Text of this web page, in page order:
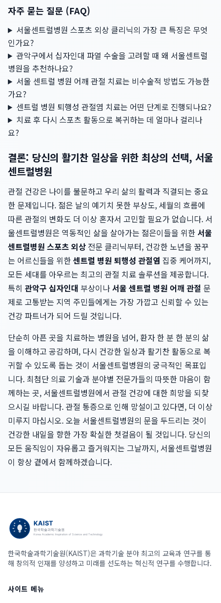
자주 묻는 질문 (FAQ)
서울센트럴병원 스포츠 외상 클리닉의 가장 큰 특징은 무엇
인가요?
관악구에서 십자인대 파열 수술을 고려할 때 왜 서울센트럴
병원을 추천하나요?
서울 센트럴 병원 어깨 관절 치료는 비수술적 방법도 가능한
가요?
센트럴 병원 퇴행성 관절염 치료는 어떤 단계로 진행되나요?
치료 후 다시 스포츠 활동으로 복귀하는 데 얼마나 걸리나
요?
결론: 당신의 활기찬 일상을 위한 최상의 선택, 서울
센트럴병원
관절 건강은 나이를 불문하고 우리 삶의 활력과 직결되는 중요
한 문제입니다. 젊은 날의 예기치 못한 부상도, 세월의 흐름에
따른 관절의 변화도 더 이상 혼자서 고민할 필요가 없습니다. 서
울센트럴병원은 역동적인 삶을 살아가는 젊은이들을 위한 서울
센트럴병원 스포츠 외상 전문 클리닉부터, 건강한 노년을 꿈꾸
는 어르신들을 위한센트럴 병원 퇴행성 관절염 집중 케어까지,
모든 세대를 아우르는 최고의 관절 치료 솔루션을 제공합니다.
특히 관악구 십자인대 부상이나 서울 센트럴 병원 어깨 관절 문
제로 고통받는 지역 주민들에게는 가장 가깝고 신뢰할 수 있는
건강 파트너가 되어 드릴 것입니다.
단순히 아픈 곳을 치료하는 병원을 넘어, 환자 한 분 한 분의 삶
을 이해하고 공감하며, 다시 건강한 일상과 활기찬 활동으로 복
귀할 수 있도록 돕는 것이 서울센트럴병원의 궁극적인 목표입
니다. 최첨단 의료 기술과 분야별 전문가들의 따뜻한 마음이 함
께하는 곳, 서울센트럴병원에서 관절 건강에 대한 희망을 되찾
으시길 바랍니다. 관절 통증으로 인해 망설이고 있다면, 더 이상
미루지 마십시오. 오늘 서울센트럴병원의 문을 두드리는 것이
건강한 내일을 향한 가장 확실한 첫걸음이 될 것입니다. 당신의
모든 움직임이 자유롭고 즐거워지는 그날까지, 서울센트럴병원
이 항상 곁에서 함께하겠습니다.
한국학술과학기술원(KAIST)은 과학기술 분야 최고의 교육과 연구를 통
해 창의적 인재를 양성하고 미래를 선도하는 혁신적 연구를 수행합니다.
사이트 메뉴